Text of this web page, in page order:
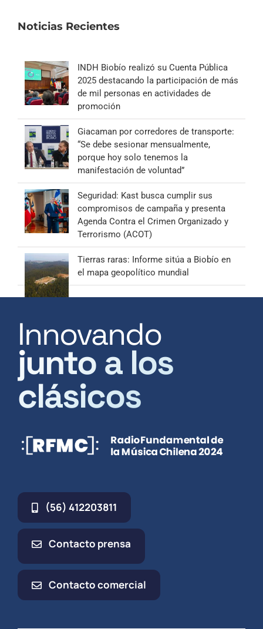
Noticias Recientes
INDH Biobío realizó su Cuenta Pública
2025 destacando la participación de más
de mil personas en actividades de
promoción
Giacaman por corredores de transporte:
“Se debe sesionar mensualmente,
porque hoy solo tenemos la
manifestación de voluntad”
Seguridad: Kast busca cumplir sus
compromisos de campaña y presenta
Agenda Contra el Crimen Organizado y
Terrorismo (ACOT)
Tierras raras: Informe sitúa a Biobío en
el mapa geopolítico mundial
Innovando
junto a los
clásicos
(56) 412203811
Contacto prensa
Contacto comercial